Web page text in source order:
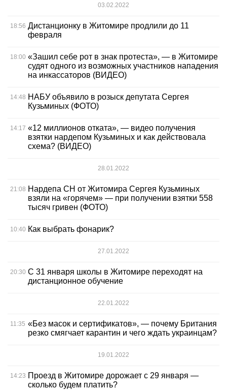
03.02.2022
18:56 Дистанционку в Житомире продлили до 11
февраля
18:00 «Зашил себе рот в знак протеста», — в Житомире
судят одного из возможных участников нападения
на инкассаторов (ВИДЕО)
14:48 НАБУ объявило в розыск депутата Сергея
Кузьминых (ФОТО)
14:17 «12 миллионов отката», — видео получения
взятки нардепом Кузьминых и как действовала
схема? (ВИДЕО)
28.01.2022
21:08 Нардепа СН от Житомира Сергея Кузьминых
взяли на «горячем» — при получении взятки 558
тысяч гривен (ФОТО)
10:40 Как выбрать фонарик?
27.01.2022
20:30 С 31 января школы в Житомире переходят на
дистанционное обучение
22.01.2022
11:35 «Без масок и сертификатов», — почему Британия
резко смягчает карантин и чего ждать украинцам?
19.01.2022
14:23 Проезд в Житомире дорожает с 29 января —
сколько будем платить?